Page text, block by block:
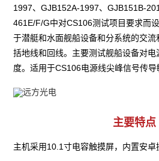
1997、GJB152A-1997、GJB151B-
461E/F/G中对CS106测试项目要求而
于潜艇和水面舰船设备和分系统的交
括地线和回线。主要测试舰船设备对
度。适用于CS106电源线尖峰信号传导
主要特点
主机采用10.1寸电容触摸屏，内置安卓